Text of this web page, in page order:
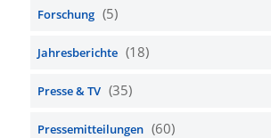
Forschung (5)
Jahresberichte (18)
Presse & TV (35)
Pressemitteilungen (60)